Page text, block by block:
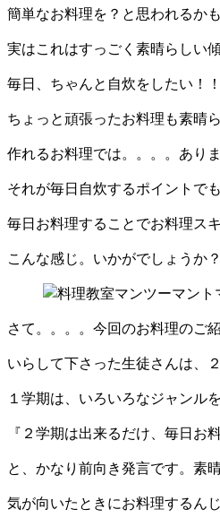
簡単なお料理を？と思われるか
実はこれはすっごく素晴らしい
毎日、ちゃんと自炊をしたい！
ちょっと頑張ったお料理も素晴
作れるお料理では。。。。あり
それが毎日自炊するポイントで
毎日お料理することでお料理ス
こんな感じ。いかがでしょうか
さて。。。。今回のお料理のご紹
いらして下さった生徒さんは、
１学期は、いろいろなジャンル
『２学期は出来るだけ、毎日お
と、かなり前向き発言です。素
気が向いたときにお料理するん